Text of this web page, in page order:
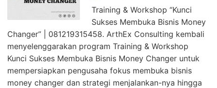
Training & Workshop “Kunci
Sukses Membuka Bisnis Money
Changer” | 081219315458. ArthEx Consulting kembali
menyelenggarakan program Training & Workshop
Kunci Sukses Membuka Bisnis Money Changer untuk
mempersiapkan pengusaha fokus membuka bisnis
money changer dan strategi menjalankan-nya hingga